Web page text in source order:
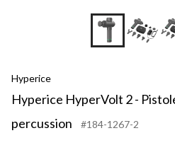
Hyperice
Hyperice HyperVolt 2 -
percussion
#184-1267-2